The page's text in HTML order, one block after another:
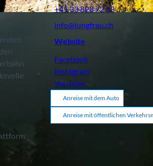
+41 33 828 72 33
info@jungfrau.ch
Website
Facebook
Instagram
YouTube
Anreise mit dem Auto
Anreise mit öffentlichen